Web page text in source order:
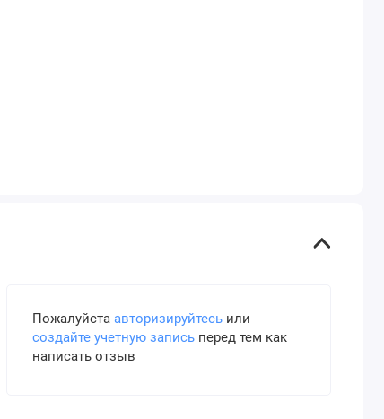
Пожалуйста авторизируйтесьили
создайте учетную записьперед тем как
написать отзыв